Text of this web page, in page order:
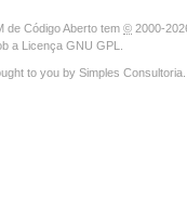
de Código Aberto tem © 2000-
a Licença GNU GPL
to you by Simples Consultoria